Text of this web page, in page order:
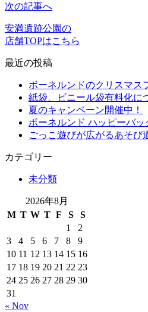
次の記事へ
安満遺跡公園の
店舗TOPはこちら
最近の投稿
ボーネルンドのクリスマ
紙袋、ビニール袋有料化に
夏のキャンペーン開催中！
ボーネルンド ハッピーバッ
ごっこ遊びが広がるあそび
カテゴリー
未分類
2026年8月
M T W T F S
S
1
2
3
4 5 6 7 8
9
10 11 12 13 14 15 16
17 18 19 20 21 22 23
24 25 26 27 28 29 30
31
« Nov